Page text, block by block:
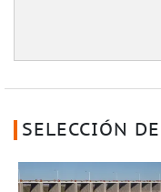
SELECCIÓN